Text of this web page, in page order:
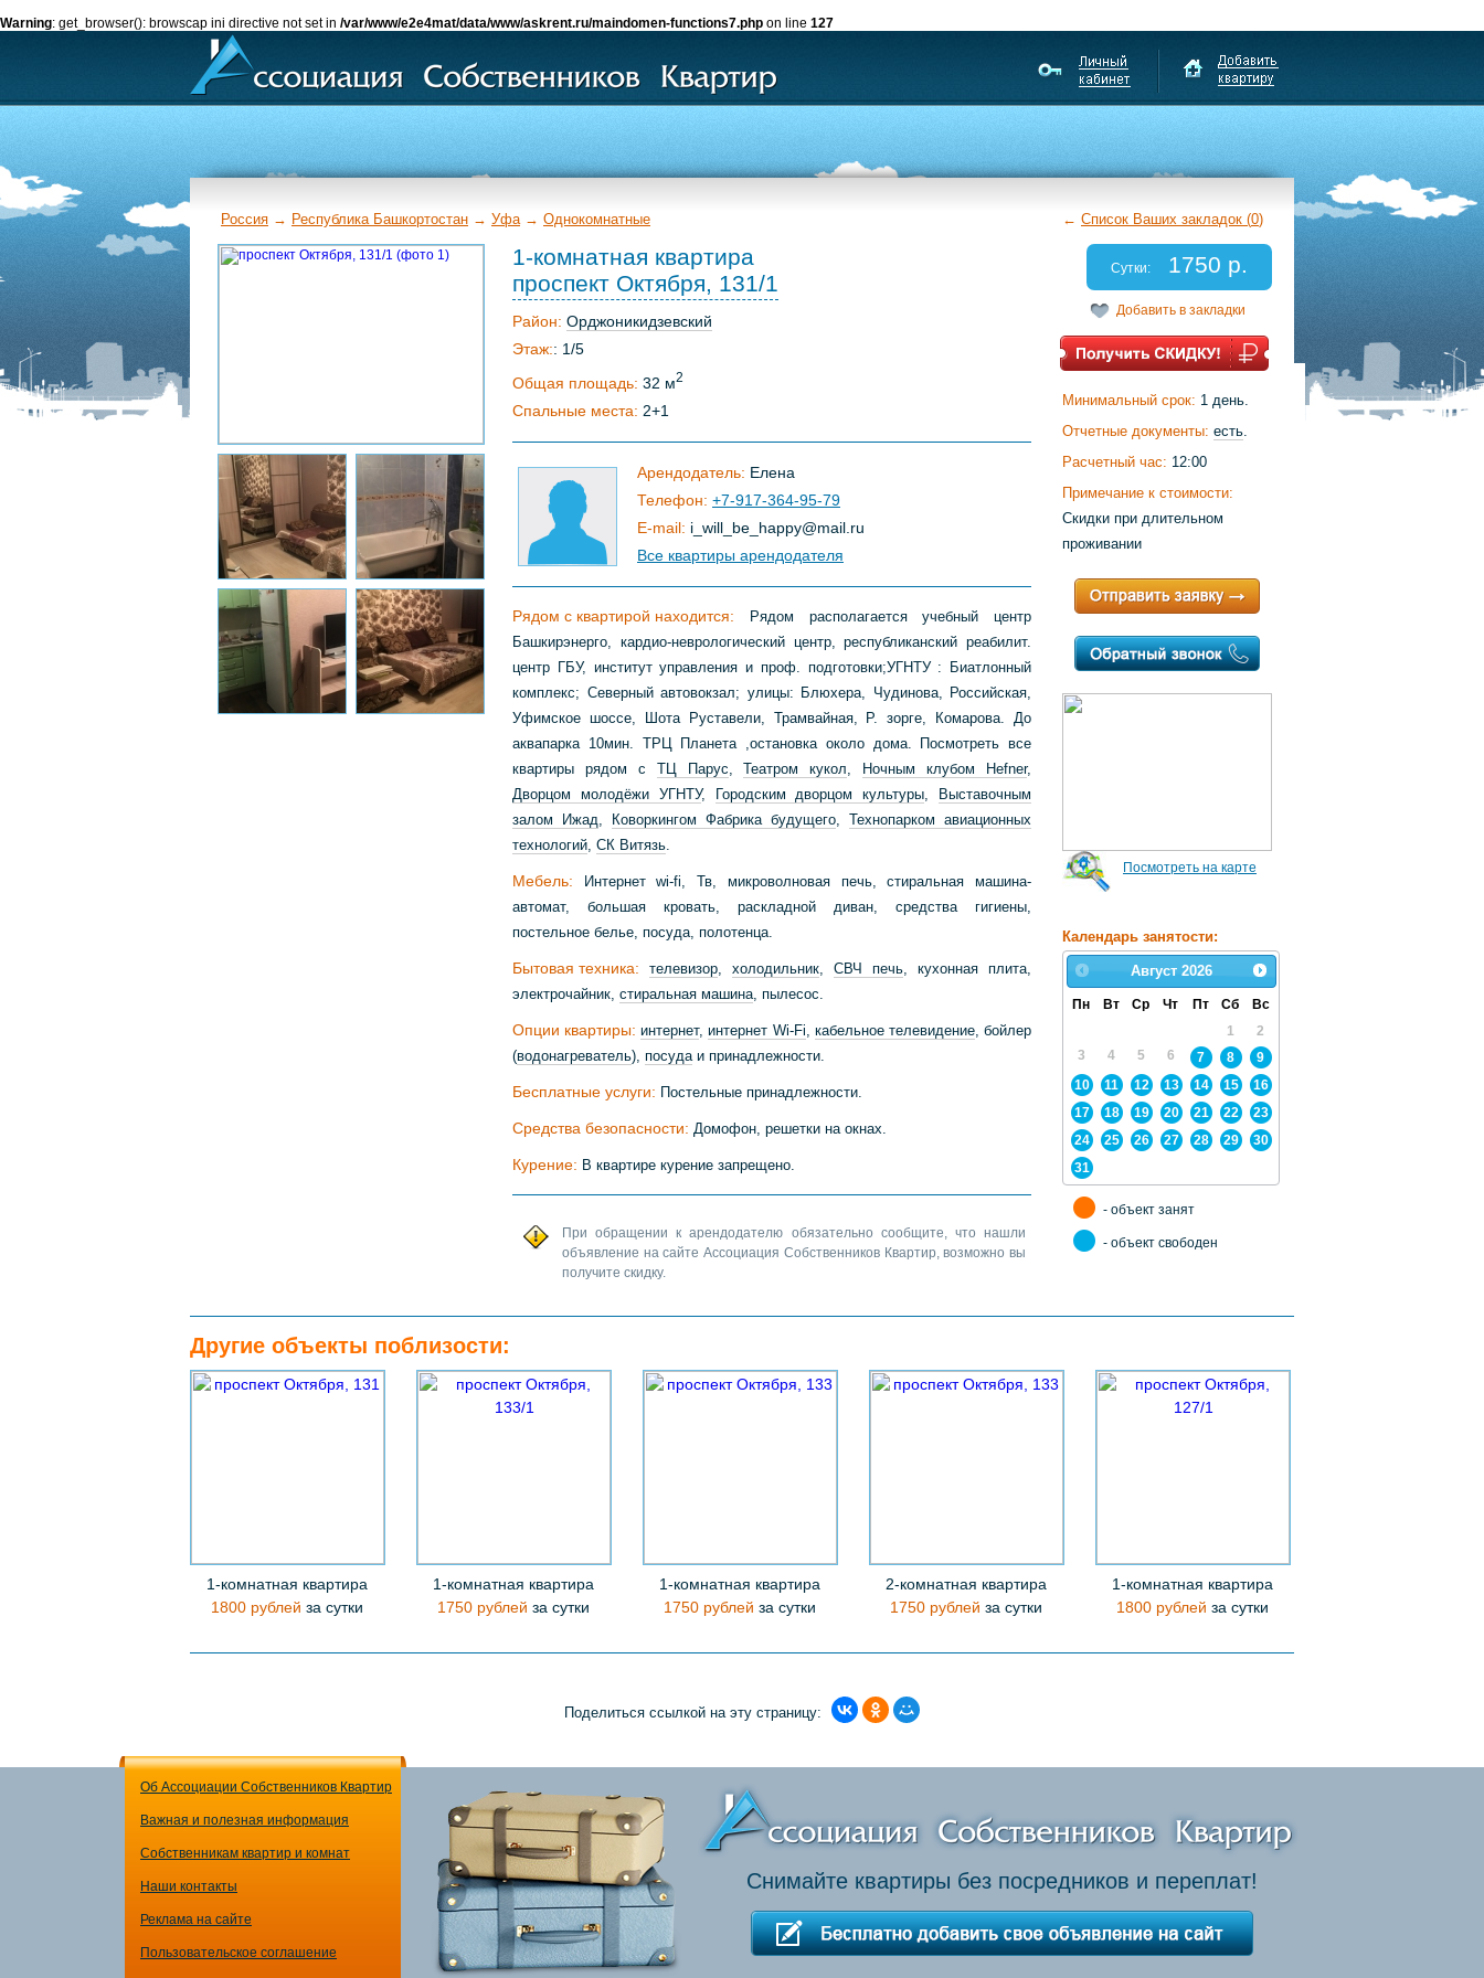
Warning: get_browser(): browscap ini directive not set in /var/www/e2e4mat/data/www/askrent.ru/maindomen-functions7.php on line 127
Россия → Республика Башкортостан → Уфа → Однокомнатные ← Список Ваших закладок (0)
1-комнатная квартира
проспект Октября, 131/1
Район: Орджоникидзевский
Этаж:: 1/5
Общая площадь: 32 м2
Спальные места: 2+1
Арендодатель: Елена
Телефон: +7-917-364-95-79
E-mail: i_will_be_happy@mail ru
Все квартиры арендодателя
Рядом с квартирой находится: Рядом располагается учебный центр
Башкирэнерго, кардио-неврологический центр, республиканский реабилит.
центр ГБУ, институт управления и проф. подготовки;УГНТУ : Биатлонный
комплекс; Северный автовокзал; улицы: Блюхера, Чудинова, Российская,
Уфимское шоссе, Шота Руставели, Трамвайная, Р. зорге, Комарова. До
аквапарка 10мин. ТРЦ Планета ,остановка около дома. Посмотреть все
квартиры рядом с ТЦ Парус ,Театром кукол Ночным клубом Hefner,
Дворцом молодёжи УГНТУ, Городским дворцом культуры
Выставочным
залом Ижад
Коворкингом Фабрика будущего
Технопарком авиационных
технологий СК Витязь
Мебель: Интернет wi-fi, Тв, микроволновая печь, стиральная машина-
автомат, большая кровать, раскладной диван, средства гигиены,
постельное белье, посуда, полотенца.
Бытовая техника: телевизор холодильник СВЧ печь , кухонная плита,
электрочайник, стиральная машина , пылесос.
Опции квартиры: интернет,интернет Wi-Fi кабельное телевидение, бойлер
(водонагреватель), посуда и принадлежности.
Бесплатные услуги: Постельные принадлежности.
Средства безопасности: Домофон, решетки на окнах.
Курение: В квартире курение запрещено.
При обращении к арендодателю обязательно сообщите, что нашли
объявление на сайте Ассоциация Собственников Квартир, возможно вы
получите скидку.
Сутки: 1750 р.
Добавить в закладки
Минимальный срок: 1 день.
Отчетные документы: есть.
Расчетный час: 12:00
Примечание к стоимости:
Скидки при длительном
проживании
Посмотреть на карте
Календарь занятости:
Август 2026
Пн Вт Ср Чт Пт Сб
Вс
1
2
3
4 5 6 7 8
9
10
11 12 13 14 15
16
17
18 19 20 21 22
23
24
25 26 27 28 29
30
31
- объект занят
- объект свободен
Другие объекты поблизости:
1-комнатная квартира
1800 рублей за сутки
1-комнатная квартира
1750 рублей за сутки
1-комнатная квартира
1750 рублей за сутки
2-комнатная квартира
1750 рублей за сутки
1-комнатная квартира
1800 рублей за сутки
Поделиться ссылкой на эту страницу:
Об Ассоциации Собственников Квартир
Важная и полезная информация
Собственникам квартир и комнат
Наши контакты
Реклама на сайте
Пользовательское соглашение
Снимайте квартиры без посредников и переплат!